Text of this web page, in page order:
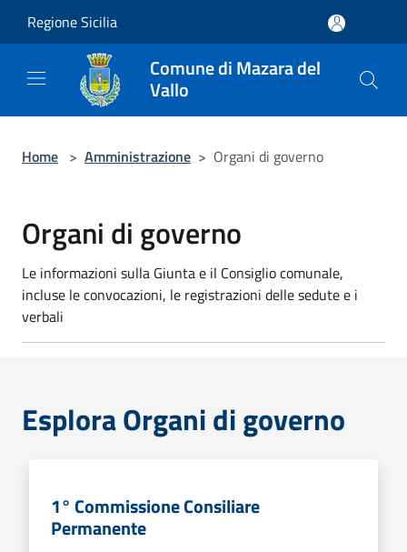
Regione Sicilia
Comune di Mazara del
Vallo
Home > Amministrazione > Organi di governo
Organi di governo
Le informazioni sulla Giunta e il Consiglio comunale,
incluse le convocazioni, le registrazioni delle sedute e i
verbali
Esplora Organi di governo
1° Commissione Consiliare
Permanente